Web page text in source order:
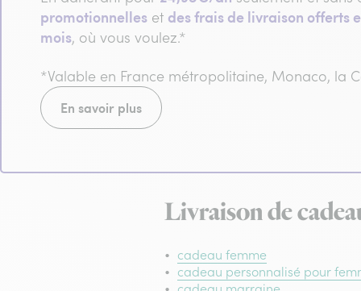
promotionnelles et des frais de livraison offerts
mois, où vous voulez.*
*Valable en France métropolitaine, Monaco, la
En savoir plus
Livraison de
cadeau femme
cadeau personnalisé pour